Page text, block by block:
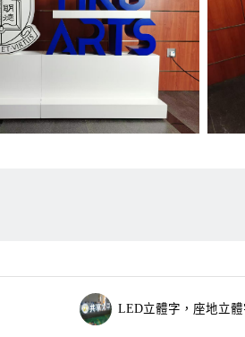
LED立體字，座地立